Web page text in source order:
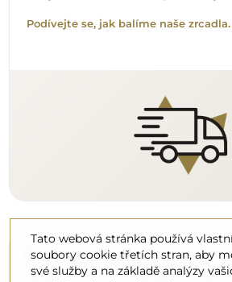
nejlépe vyhovují vašim stěnám a
Tato webová stránka používá
soubory cookie třetích stran, aby
své služby a na základě analýzy